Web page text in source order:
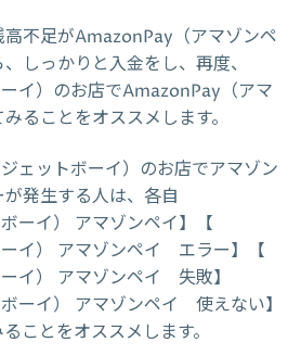
不足がAmazonPay（アマゾンペ
しっかりと入金をし、再度、
イ）のお店でAmazonPay（アマ
ることをオススメします。
ェットボーイ）のお店でアマゾン
発生する人は、各自
ボーイ） アマゾンペイ】【
イ） アマゾンペイ エラー】【
イ） アマゾンペイ 失敗】
ボーイ） アマゾンペイ 使えない】
ことをオススメします。